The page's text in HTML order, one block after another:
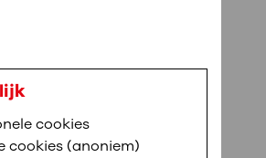
OLVG
Bonestroo
cookies
cookies (anoniem)